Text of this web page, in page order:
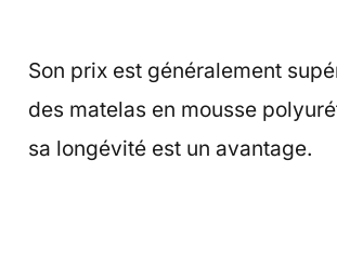
Son prix est généralement
des matelas en mousse
sa longévité est un avantage.